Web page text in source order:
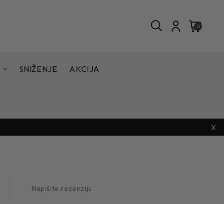
0
SNIŽENJE AKCIJA
X
Napišite recenziju